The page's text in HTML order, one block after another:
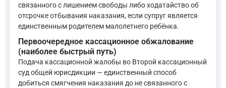
Суд кассационной инстанции при рассмотрении
—Уголовно-процессуальный кодекс Российской
В результате рассмотрения уголовного дела суд
—Уголовно-процессуальный кодекс Российской
связанного с лишением свободы либо ходатайство об
отсрочке отбывания наказания, если супруг является
единственным родителем малолетнего ребёнка.
Первоочередное кассационное обжалование
(наиболее быстрый путь)
Подача кассационной жалобы во Второй кассационный
суд общей юрисдикции — единственный способ
добиться смягчения наказания до не связанного с